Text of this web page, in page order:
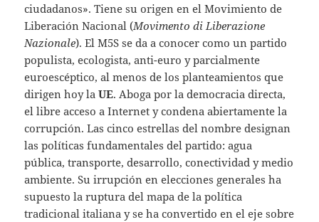
ciudadanos». Tiene su origen en el Movimiento de
Liberación Nacional (Movimento di Liberazione
Nazionale). El M5S se da a conocer como un partido
populista, ecologista, anti-euro y parcialmente
euroescéptico, al menos de los planteamientos que
dirigen hoy la UE. Aboga por la democracia directa,
el libre acceso a Internet y condena abiertamente la
corrupción. Las cinco estrellas del nombre designan
las políticas fundamentales del partido: agua
pública, transporte, desarrollo, conectividad y medio
ambiente. Su irrupción en elecciones generales ha
supuesto la ruptura del mapa de la política
tradicional italiana y se ha convertido en el eje sobre